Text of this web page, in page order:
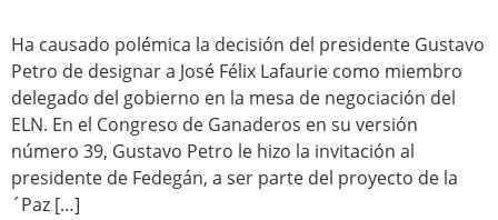
Ha causado polémica la decisión del presidente Gustavo
Petro de designar a José Félix Lafaurie como miembro
delegado del gobierno en la mesa de negociación del
ELN. En el Congreso de Ganaderos en su versión
número 39, Gustavo Petro le hizo la invitación al
presidente de Fedegán, a ser parte del proyecto de la
´Paz […]